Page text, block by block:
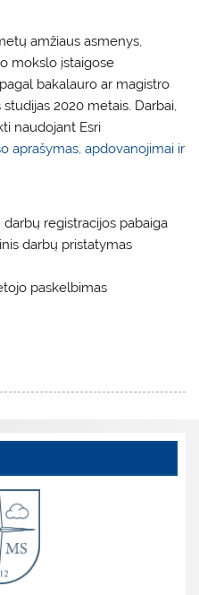
amžiaus asmenys,
mokslo įstaigose
bakalauro ar magistro
2020 metais. Darbai,
naudojant Esri
aprašymas, apdovanojimai ir
registracijos pabaiga
darbų pristatymas
paskelbimas